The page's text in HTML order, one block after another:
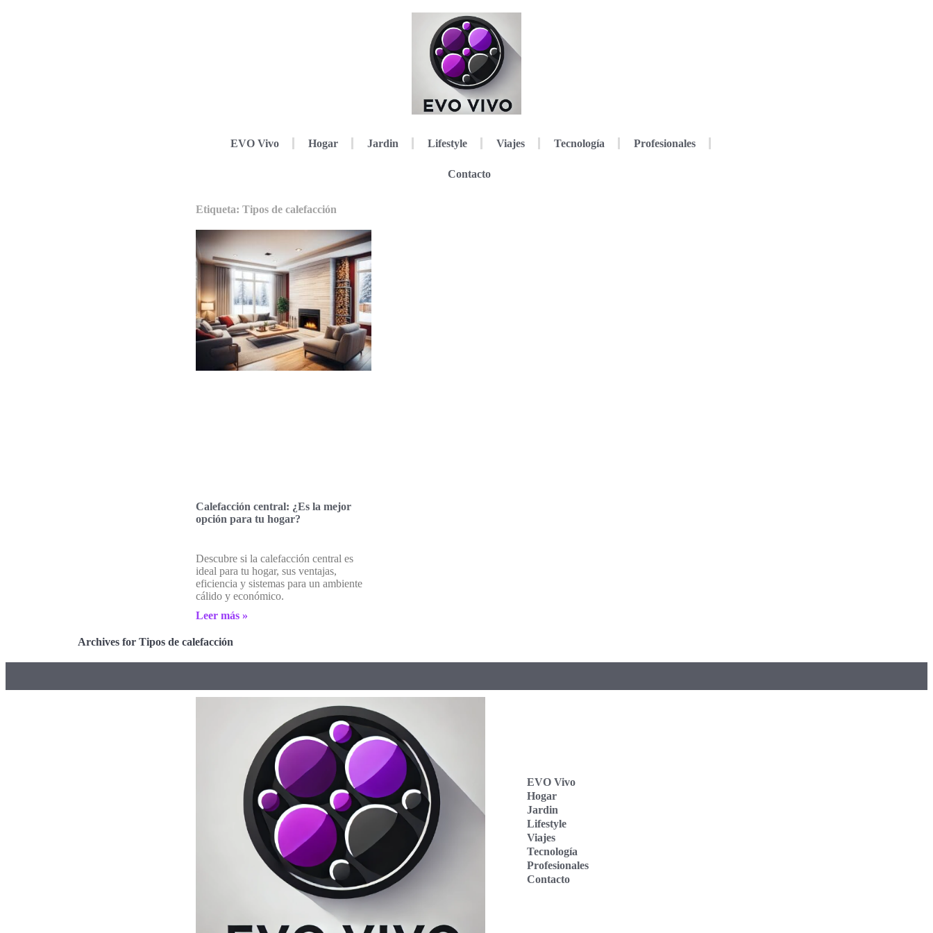
EVO Vivo Hogar Jardin Lifestyle Viajes Tecnología Profesionales
Contacto
Etiqueta: Tipos de calefacción
Calefacción central: ¿Es la mejor
opción para tu hogar?
Descubre si la calefacción central es
ideal para tu hogar, sus ventajas,
eficiencia y sistemas para un ambiente
cálido y económico.
Leer más »
Archives for Tipos de calefacción
EVO Vivo
Hogar
Jardin
Lifestyle
Viajes
Tecnología
Profesionales
Contacto